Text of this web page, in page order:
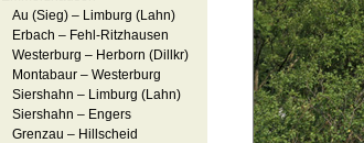
Au (Sieg) – Limburg (Lahn)
Erbach – Fehl-Ritzhausen
Westerburg – Herborn (Dillkr)
Montabaur – Westerburg
Siershahn – Limburg (Lahn)
Siershahn – Engers
Grenzau – Hillscheid